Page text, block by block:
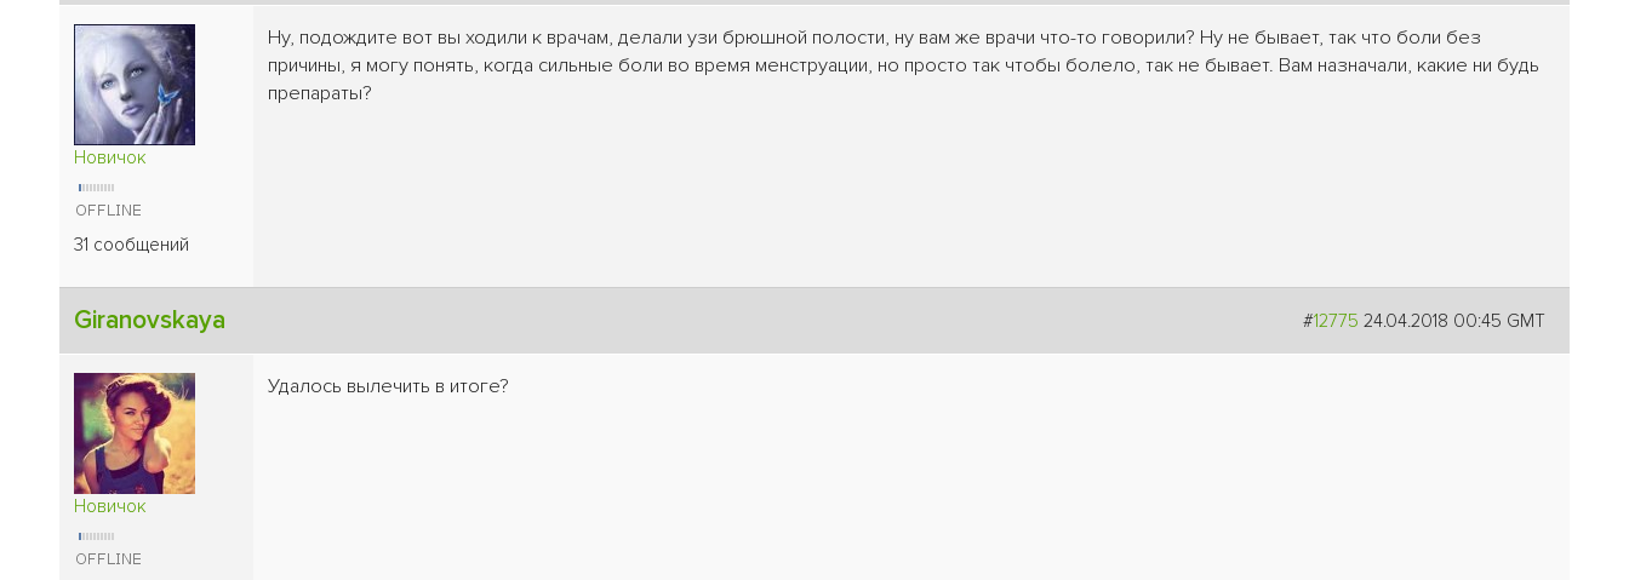
Новичок
31 сообщений
Ну, подождите вот вы ходили к врачам, делали узи брюшной полости, ну вам же врачи что-то говорили? Ну не бывает, так что боли без
причины, я могу понять, когда сильные боли во время менструации, но просто так чтобы болело, так не бывает. Вам назначали, какие ни будь
препараты?
Giranovskaya #12775 24.04.2018 00:45 GMT
Новичок
Удалось вылечить в итоге?